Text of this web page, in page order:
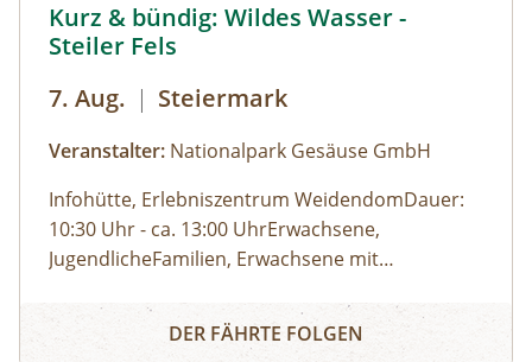
Kurz & bündig: Wildes Wasser -
Steiler Fels
7. Aug. | Steiermark
Veranstalter: Nationalpark Gesäuse GmbH
Infohütte, Erlebniszentrum WeidendomDauer:
10:30 Uhr - ca. 13:00 UhrErwachsene,
JugendlicheFamilien, Erwachsene mit
WanderungGehdistanz: 7 kmHöhenmeter: 80
hm Teilnahme kostenlosWetterfeste Kleidung,
Johnsbach im Nationalpark Bahnhof (ÖBB)
Kurz & bündig: Wildes Wasser - Steiler Fels
DER FÄHRTE FOLGEN